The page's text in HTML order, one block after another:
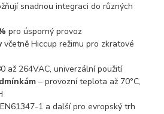
snadnou integraci do různých
pro úsporný provoz
včetně Hiccup režimu pro zkratové
až 264VAC, univerzální použití
– provozní teplota až 70°C,
EN61347-1 a další pro evropský trh